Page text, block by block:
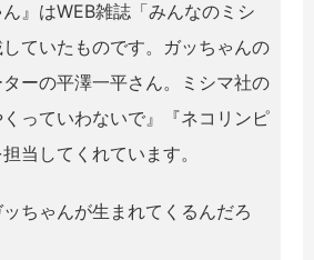
ん』はWEB雑誌「みんなのミシ
ていたものです。ガッちゃんの
ーの平澤一平さん。ミシマ社の
っていわないで』『ネコリンピ
当してくれています。
ちゃんが生まれてくるんだろ